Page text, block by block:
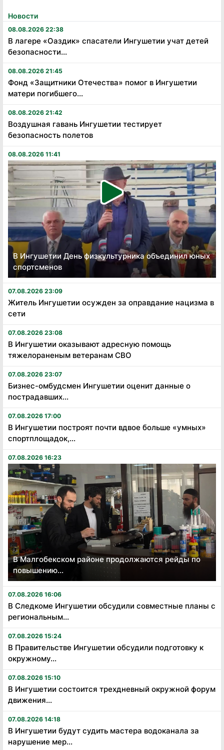
Новости
08.08.2026 22:38
В лагере «Оаздик» спасатели Ингушетии учат детей
безопасности...
08.08.2026 21:45
Фонд «Защитники Отечества» помог в Ингушетии
матери погибшего...
08.08.2026 21:42
Воздушная гавань Ингушетии тестирует
безопасность полетов
08.08.2026 11:41
В Ингушетии День физкультурника объединил юных
спортсменов
07.08.2026 23:09
Житель Ингушетии осужден за оправдание нацизма в
сети
07.08.2026 23:08
В Ингушетии оказывают адресную помощь
тяжелораненым ветеранам СВО
07.08.2026 23:07
Бизнес-омбудсмен Ингушетии оценит данные о
пострадавших...
07.08.2026 17:00
В Ингушетии построят почти вдвое больше «умных»
спортплощадок,...
07.08.2026 16:23
В Малгобекском районе продолжаются рейды по
повышению...
07.08.2026 16:06
В Следкоме Ингушетии обсудили совместные планы с
региональным...
07.08.2026 15:24
В Правительстве Ингушетии обсудили подготовку к
окружному...
07.08.2026 15:10
В Ингушетии состоится трехдневный окружной форум
движения...
07.08.2026 14:18
В Ингушетии будут судить мастера водоканала за
нарушение мер...